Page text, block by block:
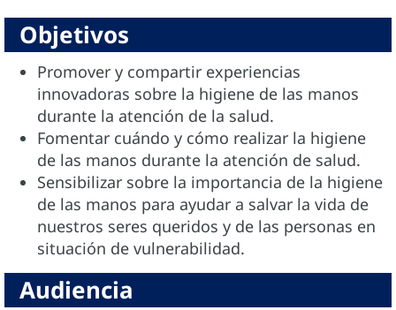
Objetivos
Promover y compartir experiencias
innovadoras sobre la higiene de las manos
durante la atención de la salud.
Fomentar cuándo y cómo realizar la higiene
de las manos durante la atención de salud.
Sensibilizar sobre la importancia de la higiene
de las manos para ayudar a salvar la vida de
nuestros seres queridos y de las personas en
situación de vulnerabilidad.
Audiencia